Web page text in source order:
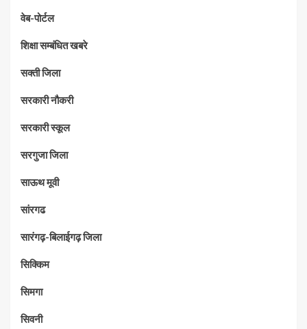
वेब-पोर्टल
शिक्षा सम्बंधित खबरे
सक्ती जिला
सरकारी नौकरी
सरकारी स्कूल
सरगुजा जिला
साऊथ मूवी
सांरगढ
सारंगढ़-बिलाईगढ़ जिला
सिक्किम
सिमगा
सिवनी